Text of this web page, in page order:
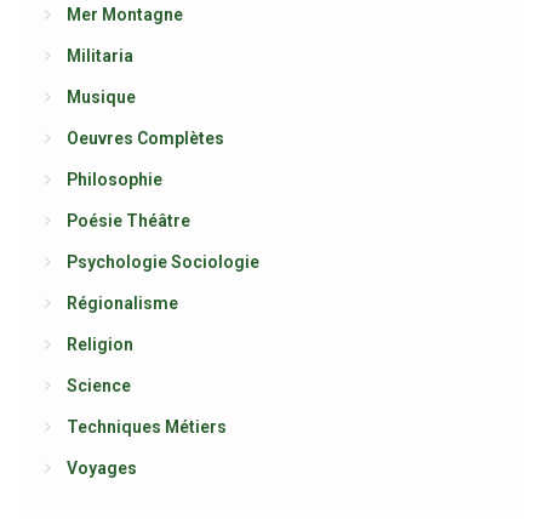
Mer Montagne
Militaria
Musique
Oeuvres Complètes
Philosophie
Poésie Théâtre
Psychologie Sociologie
Régionalisme
Religion
Science
Techniques Métiers
Voyages